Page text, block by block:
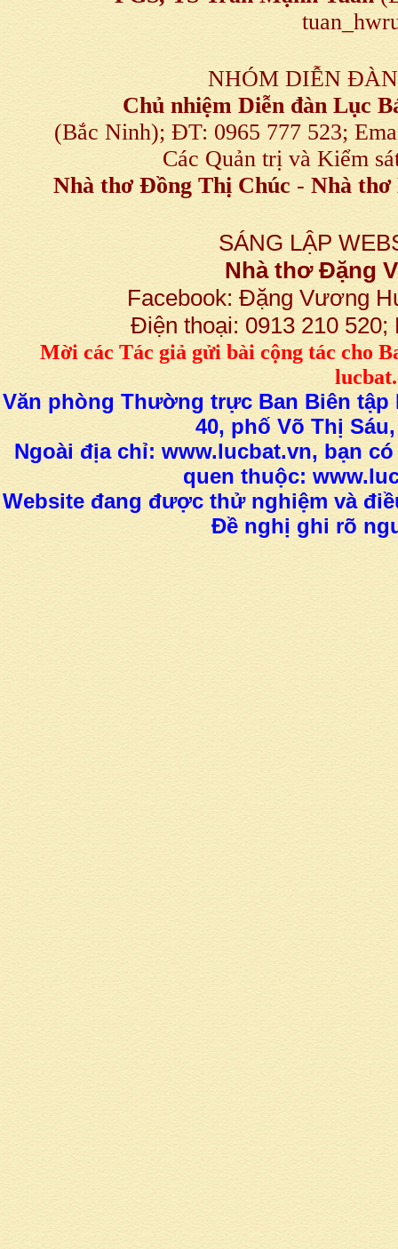
NHÓM DIỄN
Chủ nhiệm Diễn đàn Lục
(Bắc Ninh); ĐT: 0965 777 523;
Các Quản trị và Kiểm
Nhà thơ Đồng Thị Chúc - Nhà thơ
SÁNG LẬP
Nhà thơ Đặng
Facebook: Đặng Vương
Điện thoại: 0913 210
Mời các Tác giả gửi bàicộng tác cho
Văn phòng Thường trực Ban Biên tập
40, phố Võ Thị
Ngoài địa chỉ: www.lucbat.vn, bạn
quen thuộc:
Website đang được thử nghiệm và
Đề nghị ghi rõ